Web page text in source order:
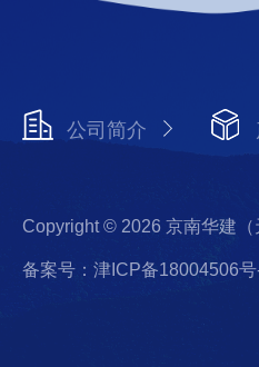
公司简介
Copyright © 2026 京南华建
备案号：津ICP备18004506号